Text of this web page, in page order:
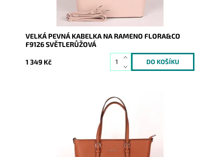
VELKÁ PEVNÁ KABELKA NA RAMENO FLORA&CO
F9126 SVĚTLERŮŽOVÁ
1 349 Kč
Pevná velká elegantní kabelka do ruky i na rameno
značky FLORA&CO se stříbrnými doplňky.
Skladem
1559
FLORA&CO